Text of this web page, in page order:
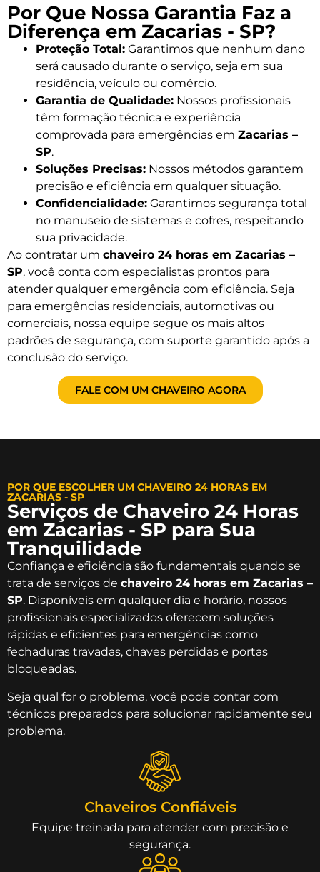
Por Que Nossa Garantia Faz a
Diferença em Zacarias - SP?
Proteção Total: Garantimos que nenhum dano
será causado durante o serviço, seja em sua
residência, veículo ou comércio.
Garantia de Qualidade: Nossos profissionais
têm formação técnica e experiência
comprovada para emergências em Zacarias –
SP.
Soluções Precisas: Nossos métodos garantem
precisão e eficiência em qualquer situação.
Confidencialidade: Garantimos segurança total
no manuseio de sistemas e cofres, respeitando
sua privacidade.
Ao contratar um chaveiro 24 horas em Zacarias –
SP, você conta com especialistas prontos para
atender qualquer emergência com eficiência. Seja
para emergências residenciais, automotivas ou
comerciais, nossa equipe segue os mais altos
padrões de segurança, com suporte garantido após a
conclusão do serviço.
FALE COM UM CHAVEIRO AGORA
POR QUE ESCOLHER UM CHAVEIRO 24 HORAS EM
ZACARIAS - SP
Serviços de Chaveiro 24 Horas
em Zacarias - SP para Sua
Tranquilidade
Confiança e eficiência são fundamentais quando se
trata de serviços de chaveiro 24 horas em Zacarias –
SP. Disponíveis em qualquer dia e horário, nossos
profissionais especializados oferecem soluções
rápidas e eficientes para emergências como
fechaduras travadas, chaves perdidas e portas
bloqueadas.
Seja qual for o problema, você pode contar com
técnicos preparados para solucionar rapidamente seu
problema.
Chaveiros Confiáveis
Equipe treinada para atender com precisão e
segurança.